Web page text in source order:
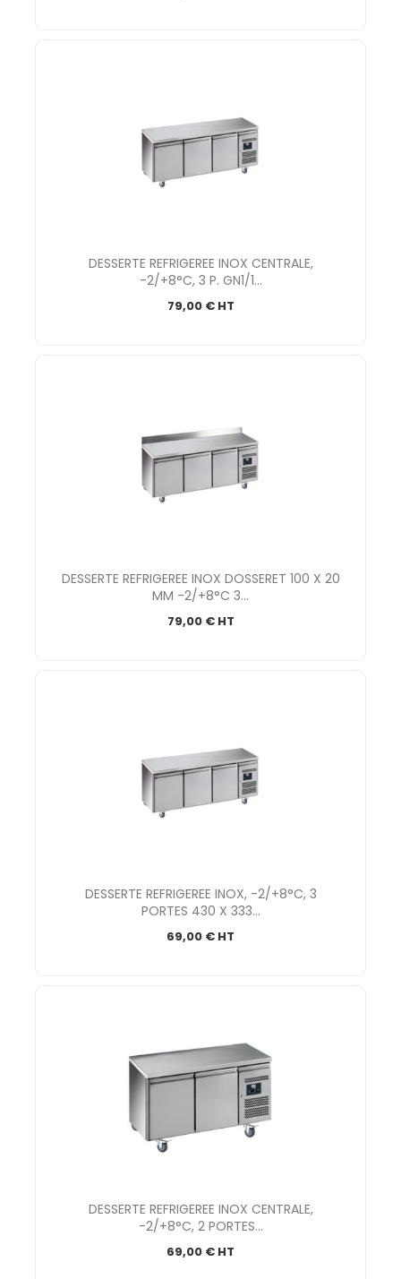
DESSERTE REFRIGEREE INOX CENTRALE,
-2/+8°C, 3 P. GN1/1...
79,00 € HT
DESSERTE REFRIGEREE INOX DOSSERET 100 X 20
MM -2/+8°C 3...
79,00 € HT
DESSERTE REFRIGEREE INOX, -2/+8°C, 3
PORTES 430 X 333...
69,00 € HT
DESSERTE REFRIGEREE INOX CENTRALE,
-2/+8°C, 2 PORTES...
69,00 € HT